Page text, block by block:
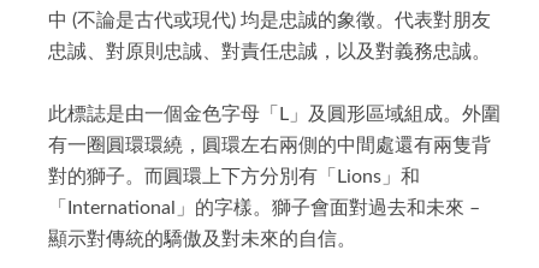
中 (不論是古代或現代) 均是忠誠的象徵。代表對朋友
忠誠、對原則忠誠、對責任忠誠，以及對義務忠誠。
此標誌是由一個金色字母「L」及圓形區域組成。外圍
有一圈圓環環繞，圓環左右兩側的中間處還有兩隻背
對的獅子。而圓環上下方分別有「Lions」和
「International」的字樣。獅子會面對過去和未來 –
顯示對傳統的驕傲及對未來的自信。